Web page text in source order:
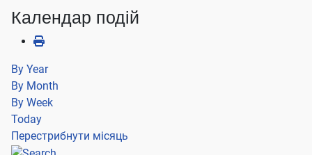
Календар подій
By Year
By Month
By Week
Today
Перестрибнути місяць